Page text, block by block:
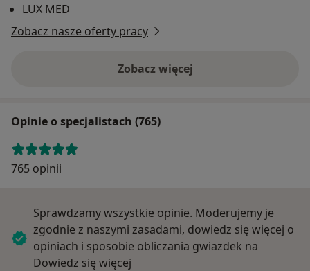
LUX MED
Zobacz nasze oferty pracy
Zobacz więcej
Opinie o specjalistach (765)
765 opinii
Sprawdzamy wszystkie opinie. Moderujemy je
zgodnie z naszymi zasadami, dowiedz się więcej o
opiniach i sposobie obliczania gwiazdek na
Dowiedz się więcej